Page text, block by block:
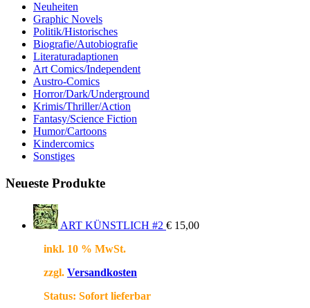
Neuheiten
Graphic Novels
Politik/Historisches
Biografie/Autobiografie
Literaturadaptionen
Art Comics/Independent
Austro-Comics
Horror/Dark/Underground
Krimis/Thriller/Action
Fantasy/Science Fiction
Humor/Cartoons
Kindercomics
Sonstiges
Neueste Produkte
ART KÜNSTLICH #2 € 15,00
inkl. 10 % MwSt.
zzgl. Versandkosten
Status: Sofort lieferbar